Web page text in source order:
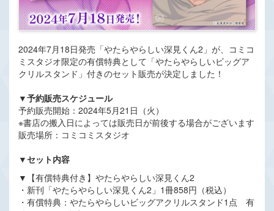
2024年7月18日発売「やたらやらしい深見くん2」が、コミコ
ミスタジオ限定の有償特典として「やたらやらしいビッグア
クリルスタンド」付きのセット販売が決定しました！
▼予約販売スケジュール
予約販売開始：2024年5月21日（火）
※書店の搬入日によっては販売日が前後する場合がございます
販売場所：コミコミスタジオ
▼セット内容
▼【有償特典付き】やたらやらしい深見くん2
・新刊「やたらやらしい深見くん2」1冊858円（税込）
・有償特典：やたらやらしいビッグアクリルスタンド1点 有